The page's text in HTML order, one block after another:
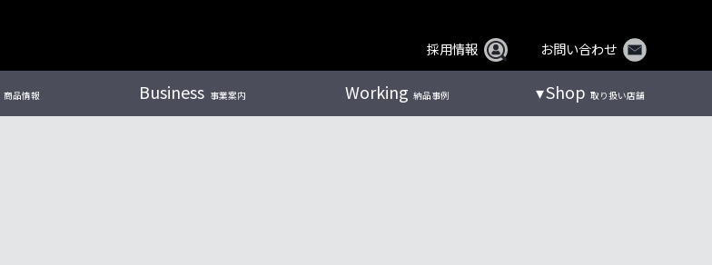
採用情報 お問い合わせ
商品情報 Business 事業案内 Working 納品事例 Shop 取り扱い店舗